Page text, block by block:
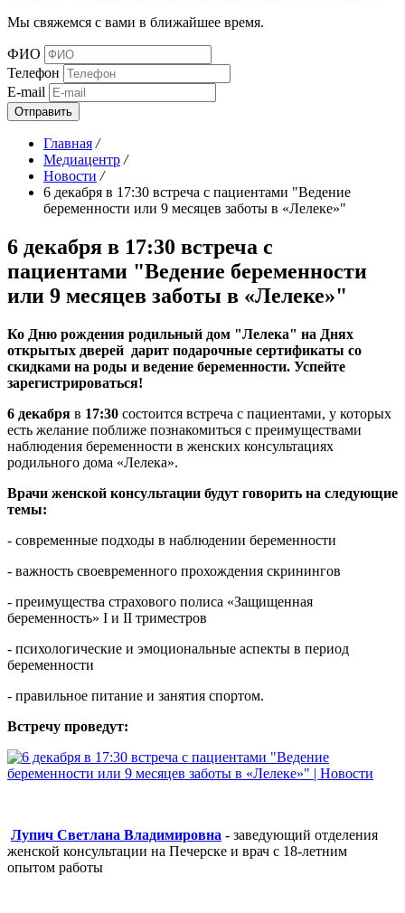
Мы свяжемся с вами в ближайшее время.
ФИО
Телефон
E-mail
Отправить
Главная /
Медиацентр /
Новости /
6 декабря в 17:30 встреча с пациентами "Ведение
беременности или 9 месяцев заботы в «Лелеке»"
6 декабря в 17:30 встреча с
пациентами "Ведение беременности
или 9 месяцев заботы в «Лелеке»"
Ко Дню рождения родильный дом "Лелека" на Днях
открытых дверей дарит подарочные сертификаты со
скидками на роды и ведение беременности. Успейте
зарегистрироваться!
6 декабря в 17:30 состоится встреча с пациентами, у которых
есть желание поближе познакомиться с преимуществами
наблюдения беременности в женских консультациях
родильного дома «Лелека».
Врачи женской консультации будут говорить на следующие
темы:
- современные подходы в наблюдении беременности
- важность своевременного прохождения скринингов
- преимущества страхового полиса «Защищенная
беременность» I и II триместров
- психологические и эмоциональные аспекты в период
беременности
- правильное питание и занятия спортом.
Встречу проведут:
Лупич Светлана Владимировна - заведующий отделения
женской консультации на Печерске и врач с 18-летним
опытом работы